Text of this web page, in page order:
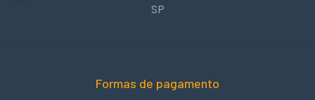
SP
Formas de pagamento